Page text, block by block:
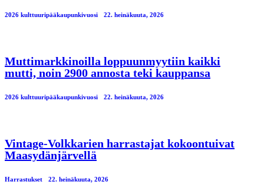
2026 kulttuuripääkaupunkivuosi 22. heinäkuuta, 2026
Muttimarkkinoilla loppuunmyytiin kaikki
mutti, noin 2900 annosta teki kauppansa
2026 kulttuuripääkaupunkivuosi 22. heinäkuuta, 2026
Vintage-Volkkarien harrastajat kokoontuivat
Maasydänjärvellä
Harrastukset 22. heinäkuuta, 2026